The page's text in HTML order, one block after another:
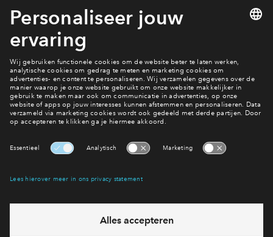
Schrijfregels
Interesse? Meld je dan snel aan
eventuele projecten
Ja, ik wil mij aanmelden